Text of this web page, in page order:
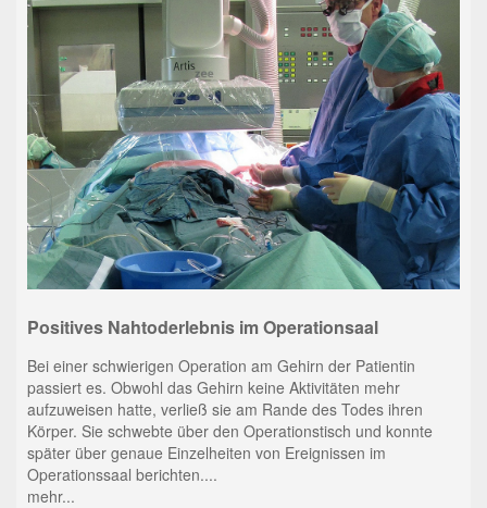
Positives Nahtoderlebnis im Operationsaal
Bei einer schwierigen Operation am Gehirn der Patientin
passiert es. Obwohl das Gehirn keine Aktivitäten mehr
aufzuweisen hatte, verließ sie am Rande des Todes ihren
Körper. Sie schwebte über den Operationstisch und konnte
später über genaue Einzelheiten von Ereignissen im
Operationssaal berichten....
mehr...